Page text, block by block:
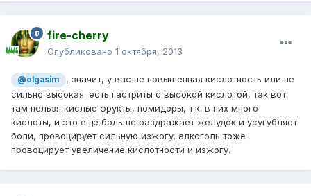
fire-cherry
Опубликовано 1 октября, 2013
@olgasim
, значит, у вас не повышенная кислотность или не
сильно высокая. есть гастриты с высокой кислотой, так вот
там нельзя кислые фрукты, помидоры, т.к. в них много
кислоты, и это еще больше раздражает желудок и усугубляет
боли, провоцирует сильную изжогу. алкоголь тоже
провоцирует увеличение кислотности и изжогу.